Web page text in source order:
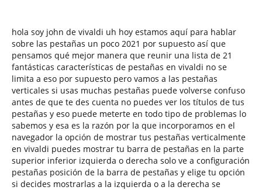
hola soy john de vivaldi uh hoy estamos aquí para hablar
sobre las pestañas un poco 2021 por supuesto así que
pensamos qué mejor manera que reunir una lista de 21
fantásticas características de pestañas en vivaldi no se
limita a eso por supuesto pero vamos a las pestañas
verticales si usas muchas pestañas puede volverse confuso
antes de que te des cuenta no puedes ver los títulos de tus
pestañas y eso puede meterte en todo tipo de problemas lo
sabemos y esa es la razón por la que incorporamos en el
navegador la opción de mostrar tus pestañas verticalmente
en vivaldi puedes mostrar tu barra de pestañas en la parte
superior inferior izquierda o derecha solo ve a configuración
pestañas posición de la barra de pestañas y elige tu opción
si decides mostrarlas a la izquierda o a la derecha se